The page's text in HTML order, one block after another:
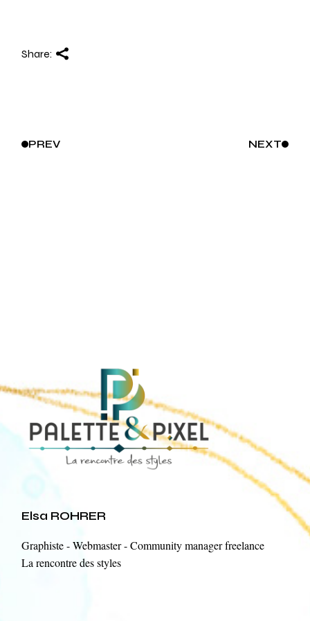
Share:
PREV NEXT
Elsa ROHRER
Graphiste - Webmaster - Community manager freelance
La rencontre des styles